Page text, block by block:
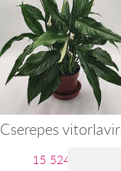
Cserepes
15 524 Ft-tól